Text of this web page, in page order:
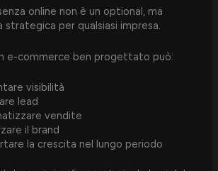
online non è un optional, ma
strategica per qualsiasi impresa.
e-commerce ben progettato può:
visibilità
lead
vendite
il brand
la crescita nel lungo periodo